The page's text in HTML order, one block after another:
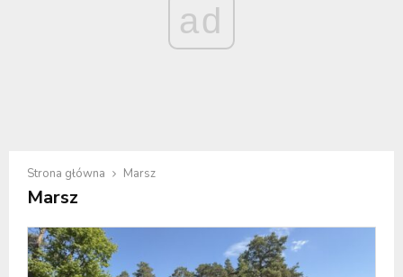
ad
Strona główna Marsz
Marsz